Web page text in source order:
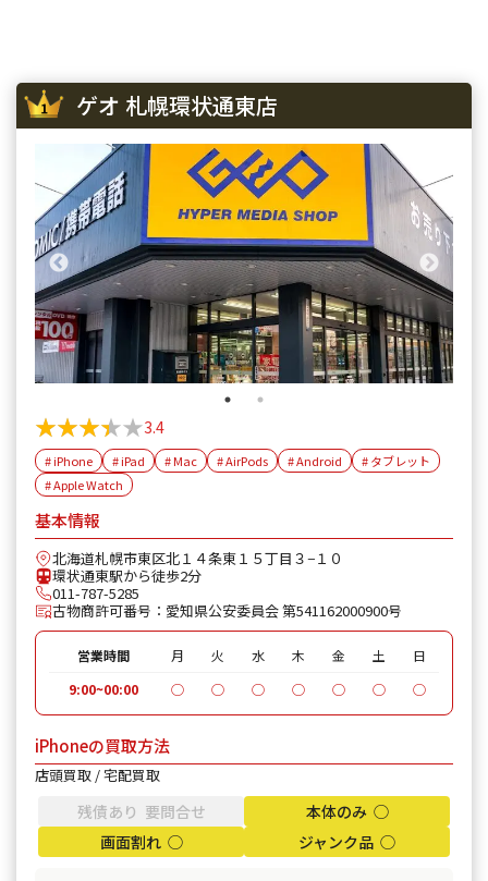
ゲオ 札幌環状通東店
★★★★★
★★★★★3.4
# iPhone # iPad # Mac # AirPods # Android
# タブレット
# Apple Watch
基本情報
北海道札幌市東区北１４条東１５丁目３−１０
環状通東駅から徒歩2分
011-787-5285
古物商許可番号：愛知県公安委員会 第541162000900号
営業時間 月 火 水 木 金 土
日
9:00~00:00
◯ ◯ ◯ ◯ ◯ ◯ ◯
iPhoneの買取方法
店頭買取 / 宅配買取
残債あり 要問合せ
本体のみ ◯
画面割れ ◯
ジャンク品 ◯